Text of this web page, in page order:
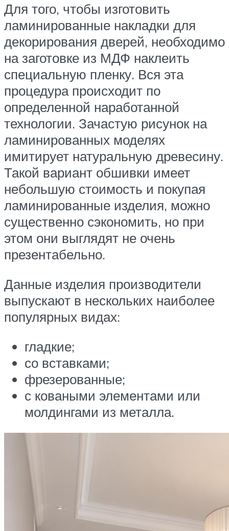
Для того, чтобы изготовить
ламинированные накладки для
декорирования дверей, необходимо
на заготовке из МДФ наклеить
специальную пленку. Вся эта
процедура происходит по
определенной наработанной
технологии. Зачастую рисунок на
ламинированных моделях
имитирует натуральную древесину.
Такой вариант обшивки имеет
небольшую стоимость и покупая
ламинированные изделия, можно
существенно сэкономить, но при
этом они выглядят не очень
презентабельно.
Данные изделия производители
выпускают в нескольких наиболее
популярных видах:
гладкие;
со вставками;
фрезерованные;
с коваными элементами или
молдингами из металла.